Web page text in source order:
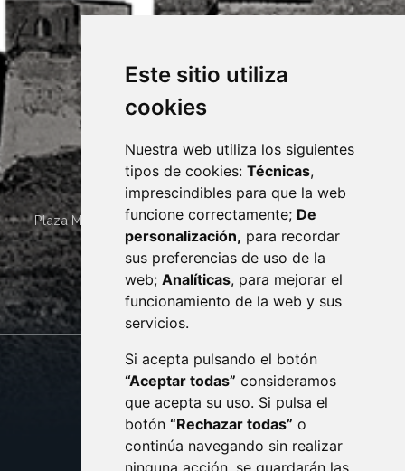
Este sitio utiliza
cookies
Nuestra web utiliza los siguientes
tipos de cookies: Técnicas,
imprescindibles para que la web
funcione correctamente; De
personalización, para recordar
sus preferencias de uso de la
web; Analíticas, para mejorar el
funcionamiento de la web y sus
servicios.
Si acepta pulsando el botón
“Aceptar todas” consideramos
que acepta su uso. Si pulsa el
botón “Rechazar todas” o
continúa navegando sin realizar
ninguna acción, se guardarán las
Plaza Mayor 4 22400 MONZÓN - ARAGÓN (ESPAÑA)
· (34) 974 400 700 ·
sac@monzon.es
monzon.es
CONTACTO
AVISO LEGAL
PROTECCIÓN DE DATOS
POLÍTICA DE COOKIES
ACCESIBILIDAD